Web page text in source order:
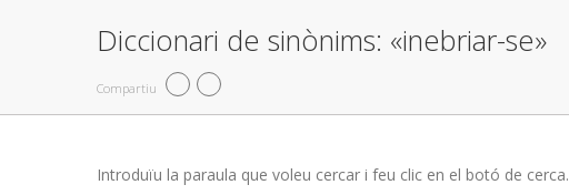
Diccionari de sinònims: «inebriar-se»
Compartiu
Introduïu la paraula que voleu cercar i feu clic en el botó de cerca.